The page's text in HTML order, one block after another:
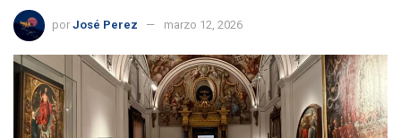
por José Perez marzo 12, 2026